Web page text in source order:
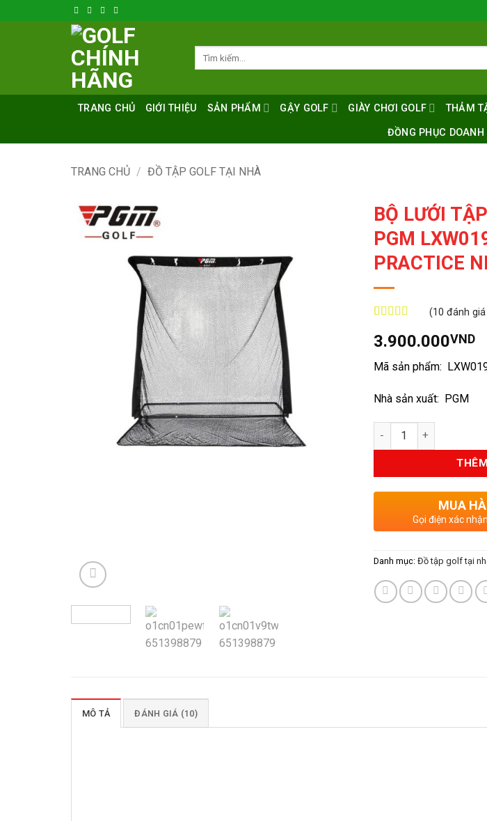
qua
TRANG CHỦ GIỚI THIỆU SẢN PHẨM GẬY GOLF GIÀY CHƠI GOLF THẢM
ĐỒNG PHỤC DOANH
TRANG CHỦ / ĐỒ TẬP GOLF TẠI NHÀ
BỘ LƯỚI
PGM
PRACTICE
trênđánh
giá
(10 đánh
3.900.000VND
Mã sản phẩm:
Nhà sản xuất: PGM
Số lượng
MUA
Gọi điện xác
Danh mục: Đồ tập golf tại
MÔ TẢ ĐÁNH GIÁ (10)